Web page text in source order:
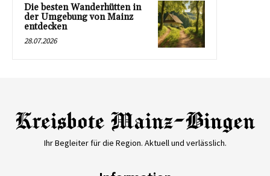
Die besten Wanderhütten in
der Umgebung von Mainz
entdecken
28.07.2026
Ihr Begleiter für die Region. Aktuell und verlässlich.